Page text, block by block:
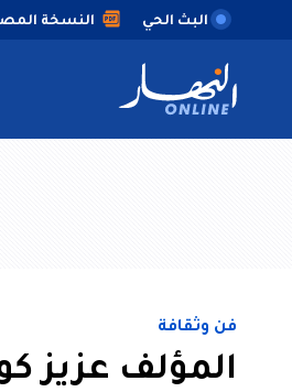
البث الحي النسخة
فن وثقافة
المؤلف عزيز